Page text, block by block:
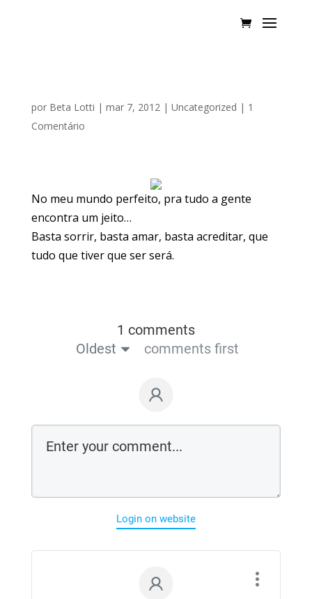
por Beta Lotti | mar 7, 2012| Uncategorized | 1
Comentário
No meu mundo perfeito, pra tudo a gente
encontra um jeito…
Basta sorrir, basta amar, basta acreditar, que
tudo que tiver que ser será.
1 comments
Oldest
comments first
Login on website